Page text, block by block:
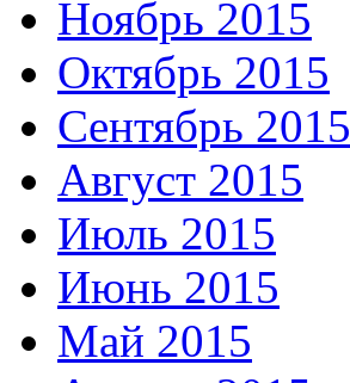
Ноябрь 2015
Октябрь 2015
Сентябрь 2015
Август 2015
Июль 2015
Июнь 2015
Май 2015